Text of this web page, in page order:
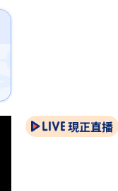
現正直播